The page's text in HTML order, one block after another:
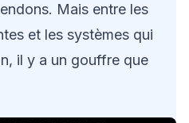
Mais entre les
et les systèmes qui
il y a un gouffre que